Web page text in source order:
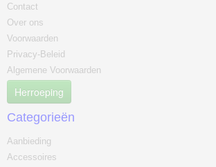
Contact
Over ons
Voorwaarden
Privacy-Beleid
Algemene Voorwaarden
Herroeping
Categorieën
Aanbieding
Accessoires